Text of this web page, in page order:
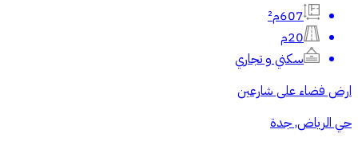
607م²
20م
سكني و تجاري
ارض فضاء على شارعين
حي الرياض, جدة